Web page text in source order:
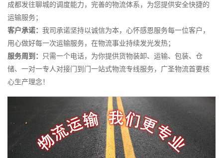
成都发往聊城的调度能力，完善的物流体系，为您提供安全快捷的
运输服务；
客户承诺： 我司承诺坚持以诚信为本，心怀感恩服务每一位客户，
用心做好每一次运输服务，在物流事业持续发光发热；
服务周到：
只需一个电话，为你提供货物装卸、运输、包装、仓
储、一对一专人对接门到门一站式物流专线服务，广圣物流首要核
心生产理念！